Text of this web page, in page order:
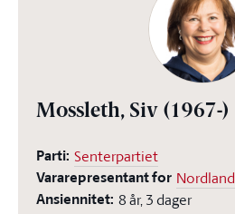
Mossleth, Siv (1967-)
Parti: Senterpartiet
Vararepresentant for Nordland
Ansiennitet: 8 år, 3 dager